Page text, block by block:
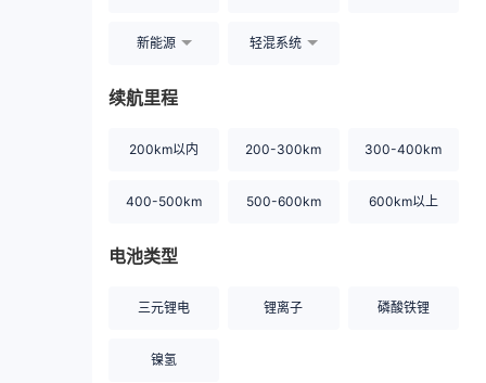
新能源 轻混系统
续航里程
200km以内 200-300km 300-400km
400-500km 500-600km 600km以上
电池类型
三元锂电 锂离子 磷酸铁锂
镍氢